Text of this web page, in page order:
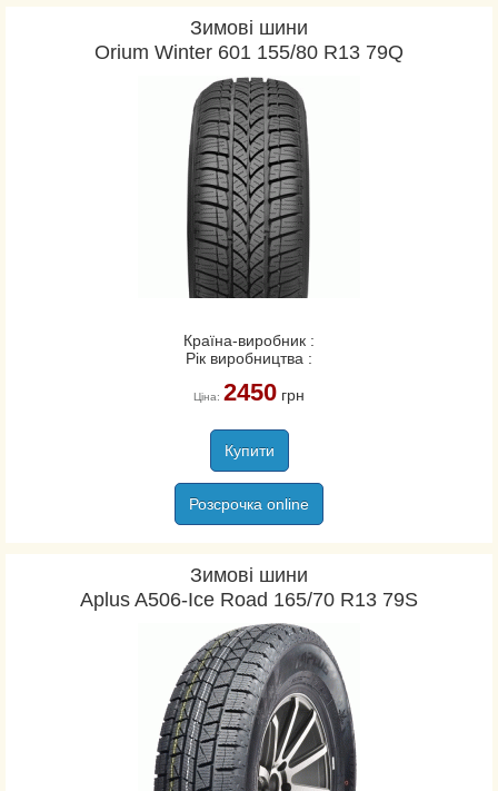
Зимові шини
Orium Winter 601 155/80 R13 79Q
Країна-виробник :
Рік виробництва :
Ціна: 2450грн
Купити
Розсрочка online
Зимові шини
Aplus A506-Ice Road 165/70 R13 79S